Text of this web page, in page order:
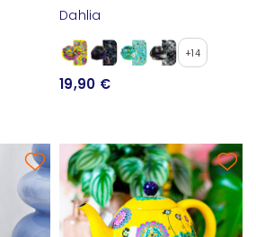
Dahlia
+14
19,90 €